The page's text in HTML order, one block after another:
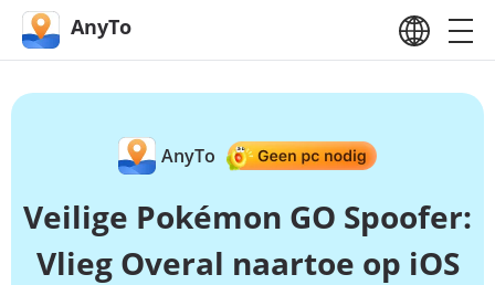
AnyTo
AnyTo
Veilige Pokémon GO Spoofer:
Vlieg Overal naartoe op iOS